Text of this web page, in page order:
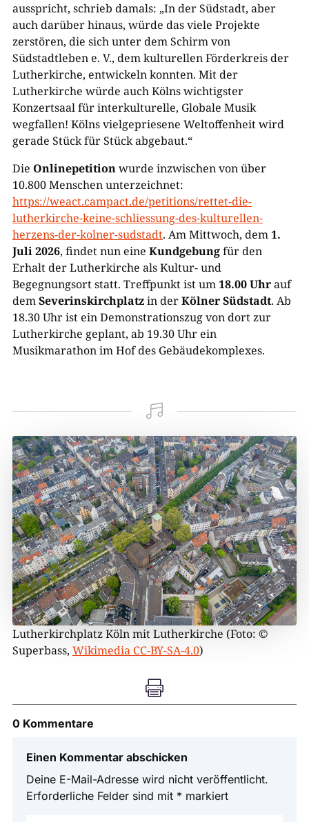
ausspricht, schrieb damals: „In der Südstadt, aber
auch darüber hinaus, würde das viele Projekte
zerstören, die sich unter dem Schirm von
Südstadtleben e. V., dem kulturellen Förderkreis der
Lutherkirche, entwickeln konnten. Mit der
Lutherkirche würde auch Kölns wichtigster
Konzertsaal für interkulturelle, Globale Musik
wegfallen! Kölns vielgepriesene Weltoffenheit wird
gerade Stück für Stück abgebaut.“
Die Onlinepetitionwurde inzwischen von über
10.800 Menschen unterzeichnet:
https://weact.campact.de/petitions/rettet-die-
lutherkirche-keine-schliessung-des-kulturellen-
herzens-der-kolner-sudstadt. Am Mittwoch, dem1.
Juli 2026, findet nun eine Kundgebungfür den
Erhalt der Lutherkirche als Kultur- und
Begegnungsort statt. Treffpunkt ist um18.00 Uhrauf
demSeverinskirchplatzin derKölner Südstadt. Ab
18.30 Uhr ist ein Demonstrationszug von dort zur
Lutherkirche geplant, ab 19.30 Uhr ein
Musikmarathon im Hof des Gebäudekomplexes.

Lutherkirchplatz Köln mit Lutherkirche (Foto­: ©
Superbass, Wikimedia CC-BY-SA-4.0)

0 Kommentare
Einen Kommentar abschicken
Deine E-Mail-Adresse wird nicht veröffentlicht.
Erforderliche Felder sind mit * markiert